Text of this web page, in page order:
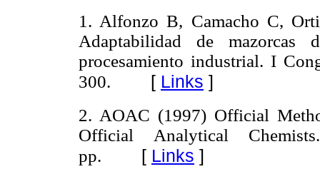
1. Alfonzo B, Camacho C,
Adaptabilidad de
procesamiento industrial. I
300. [ Links ]
2. AOAC (1997) Official
Official Analytical
pp. [ Links ]